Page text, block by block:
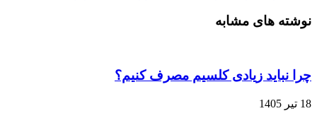
نوشته های مشابه
چرا نباید زیادی کلسیم مصرف کنیم؟
18 تیر 1405